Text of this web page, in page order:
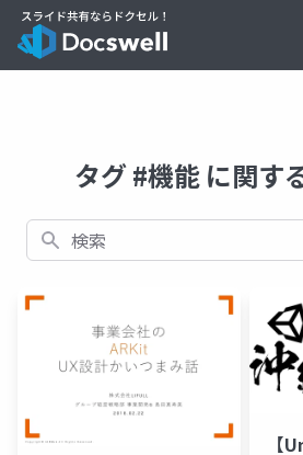
タグ #機能 に関す
検索
【